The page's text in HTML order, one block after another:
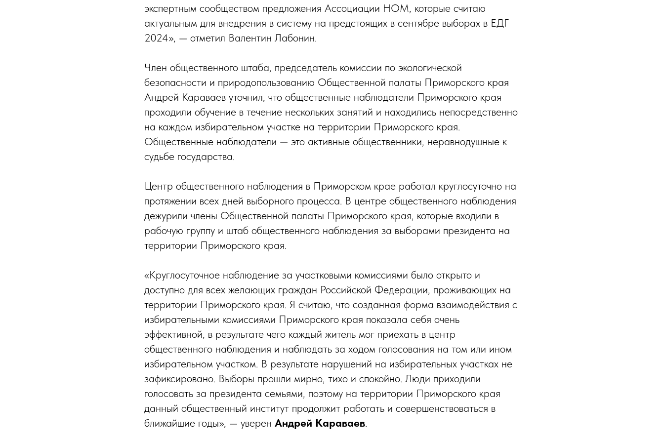
экспертным сообществом предложения Ассоциации НОМ, которые считаю
актуальным для внедрения в систему на предстоящих в сентябре выборах в ЕДГ
2024», — отметил Валентин Лабонин.
Член общественного штаба, председатель комиссии по экологической
безопасности и природопользованию Общественной палаты Приморского края
Андрей Караваев уточнил, что общественные наблюдатели Приморского края
проходили обучение в течение нескольких занятий и находились непосредственно
на каждом избирательном участке на территории Приморского края.
Общественные наблюдатели — это активные общественники, неравнодушные к
судьбе государства.
Центр общественного наблюдения в Приморском крае работал круглосуточно на
протяжении всех дней выборного процесса. В центре общественного наблюдения
дежурили члены Общественной палаты Приморского края, которые входили в
рабочую группу и штаб общественного наблюдения за выборами президента на
территории Приморского края.
«Круглосуточное наблюдение за участковыми комиссиями было открыто и
доступно для всех желающих граждан Российской Федерации, проживающих на
территории Приморского края. Я считаю, что созданная форма взаимодействия с
избирательными комиссиями Приморского края показала себя очень
эффективной, в результате чего каждый житель мог приехать в центр
общественного наблюдения и наблюдать за ходом голосования на том или ином
избирательном участком. В результате нарушений на избирательных участках не
зафиксировано. Выборы прошли мирно, тихо и спокойно. Люди приходили
голосовать за президента семьями, поэтому на территории Приморского края
данный общественный институт продолжит работать и совершенствоваться в
ближайшие годы», — уверен Андрей Караваев.